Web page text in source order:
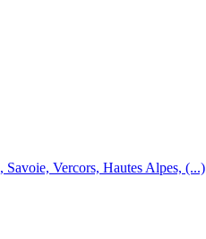
Savoie, Vercors, Hautes Alpes, (...)